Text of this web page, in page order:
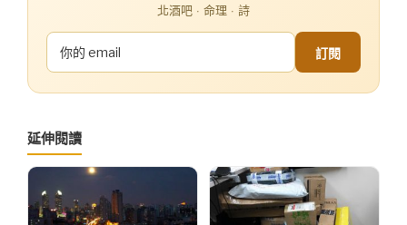
北酒吧 · 命理 · 詩
訂閱
延伸閱讀